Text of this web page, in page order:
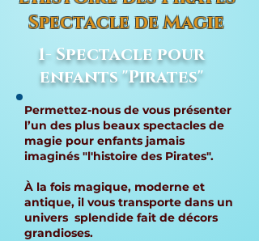
Spectacle de Magie
1- Spectacle pour
enfants "Pirates"
Permettez-nous de vous présenter
l’un des plus beaux spectacles de
magie pour enfants jamais
imaginés "l'histoire des Pirates".
À la fois magique, moderne et
antique, il vous transporte dans un
univers splendide fait de décors
grandioses.